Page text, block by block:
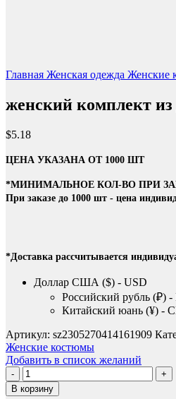
Главная Женская одежда Женские
женский комплект из
$5.18
ЦЕНА УКАЗАНА ОТ 1000 ШТ
*МИНИМАЛЬНОЕ КОЛ-ВО ПРИ
При заказе до 1000 шт - цена
*Доставка рассчитывается
Доллар США ($) - USD
Российский рубль (₽) -
Китайский юань (¥) -
Артикул: sz2305270414161909
Женские костюмы
Добавить в список желаний
Количество
товара
В корзину